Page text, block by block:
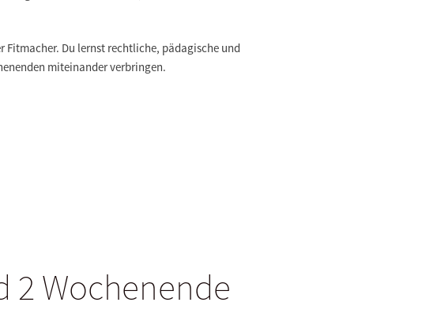
Du lernst rechtliche, pädagische und
miteinander verbringen.
2 Wochenende